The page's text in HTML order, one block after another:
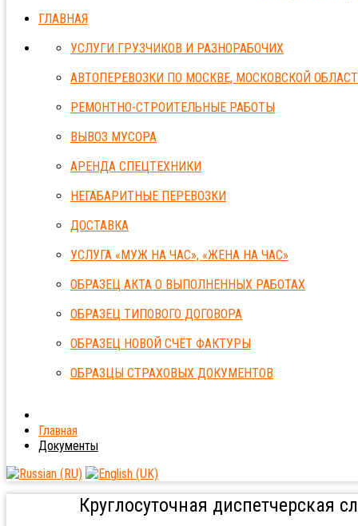
ГЛАВНАЯ
УСЛУГИ ГРУЗЧИКОВ И РАЗНОРАБОЧИХ
АВТОПЕРЕВОЗКИ ПО МОСКВЕ, МОСКОВСКОЙ
РЕМОНТНО-СТРОИТЕЛЬНЫЕ РАБОТЫ
ВЫВОЗ МУСОРА
АРЕНДА СПЕЦТЕХНИКИ
НЕГАБАРИТНЫЕ ПЕРЕВОЗКИ
ДОСТАВКА
УСЛУГА «МУЖ НА ЧАС», «ЖЕНА НА ЧАС»
ОБРАЗЕЦ АКТА О ВЫПОЛНЕННЫХ РАБОТАХ
ОБРАЗЕЦ ТИПОВОГО ДОГОВОРА
ОБРАЗЕЦ НОВОЙ СЧЁТ ФАКТУРЫ
ОБРАЗЦЫ СТРАХОВЫХ ДОКУМЕНТОВ
Главная
Документы
Круглосуточная диспетчерская